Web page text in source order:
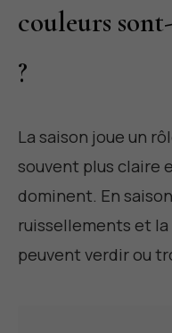
couleurs
?
La saison joue un
souvent plus claire
dominent. En
ruissellements et
peuvent verdir ou